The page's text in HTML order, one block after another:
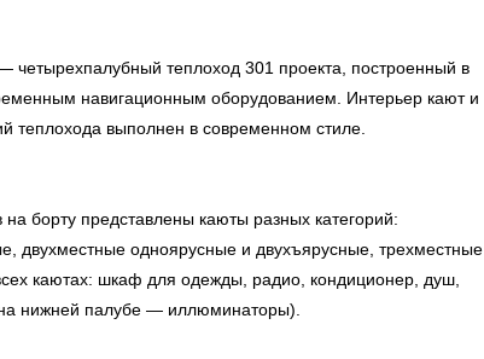
четырехпалубный теплоход 301 проекта, построенный в
навигационным оборудованием. Интерьер кают и
теплохода выполнен в современном стиле.
борту представлены каюты разных категорий:
двухместные одноярусные и двухъярусные, трехместные
каютах: шкаф для одежды, радио, кондиционер, душ,
нижней палубе — иллюминаторы).